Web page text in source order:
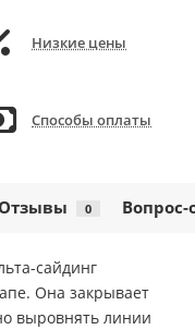
Низкие цены
Способы оплаты
Отзывы 0 Вопрос-
сайдинг
Она закрывает
выровнять линии